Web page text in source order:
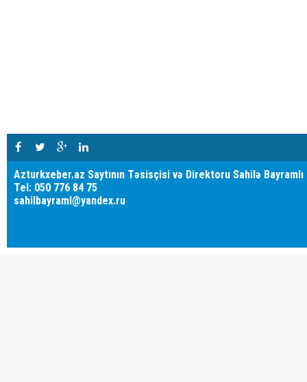
Azturkxeber.az Saytının Təsisçisi və Direktoru Sahilə Bayramlı
Tel: 050 776 84 75
sahilbayraml@yandex.ru